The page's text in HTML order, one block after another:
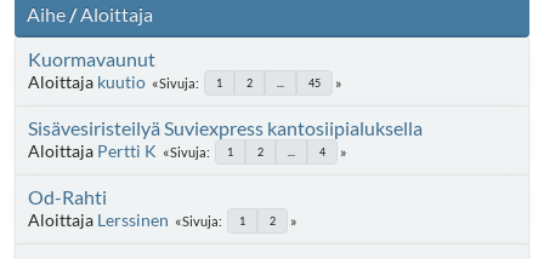
Aihe/Aloittaja
Kuormavaunut
Aloittaja kuutio Sivuja 1 2 45
Sisävesiristeilyä Suviexpress kantosiipialuksella
Aloittaja Pertti K Sivuja 1 2 4
Od-Rahti
Aloittaja Lerssinen Sivuja 1 2